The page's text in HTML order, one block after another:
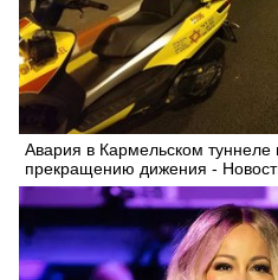
Авария в Кармельском
прекращению дижения -